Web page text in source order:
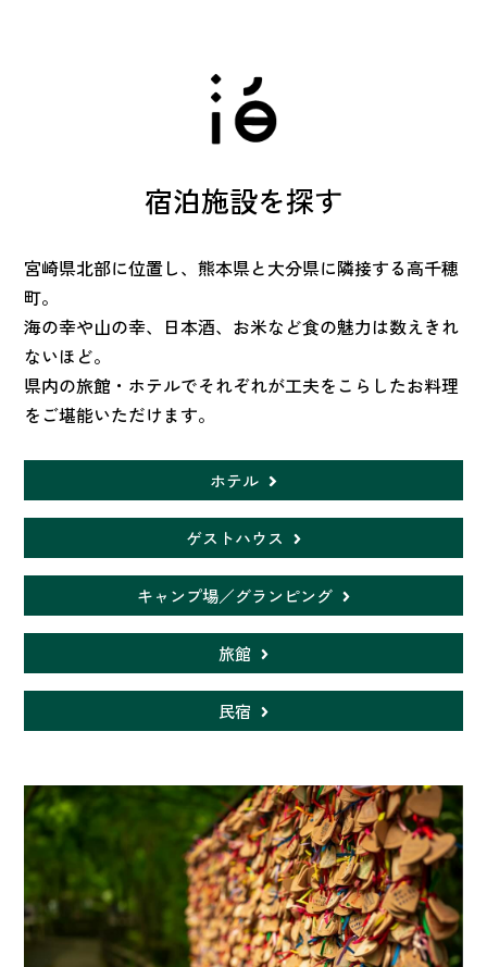
宿泊施設を探す
宮崎県北部に位置し、熊本県と大分県に隣接する高千穂
町。
海の幸や山の幸、日本酒、お米など食の魅力は数えきれ
ないほど。
県内の旅館・ホテルでそれぞれが工夫をこらしたお料理
をご堪能いただけます。
ホテル
ゲストハウス
キャンプ場／グランピング
旅館
民宿